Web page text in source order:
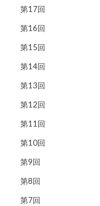
第17回
第16回
第15回
第14回
第13回
第12回
第11回
第10回
第9回
第8回
第7回